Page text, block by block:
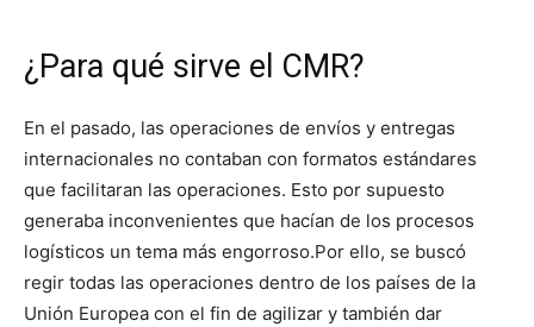
¿Para qué sirve el CMR?
En el pasado, las operaciones de envíos y entregas
internacionales no contaban con formatos estándares
que facilitaran las operaciones. Esto por supuesto
generaba inconvenientes que hacían de los procesos
logísticos un tema más engorroso.Por ello, se buscó
regir todas las operaciones dentro de los países de la
Unión Europea con el fin de agilizar y también dar